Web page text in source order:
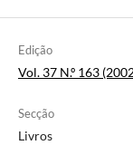
Edição
Vol. 37 N.º 163
Secção
Livros